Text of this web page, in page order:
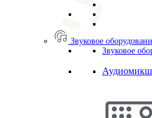
Звуковое
Звуковое